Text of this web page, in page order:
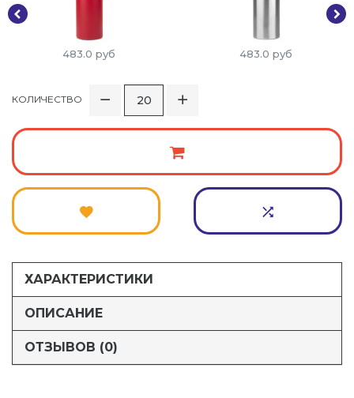
483.0 руб 483.0 руб
КОЛИЧЕСТВО
ХАРАКТЕРИСТИКИ
ОПИСАНИЕ
ОТЗЫВОВ (0)